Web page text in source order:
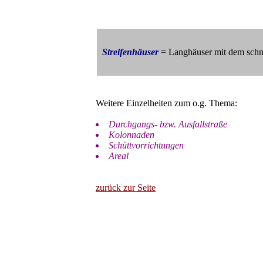
Streifenhäuser= Langhäuser mit dem
Weitere Einzelheiten zum o.g. Thema:
Durchgangs- bzw. Ausfallstraße
Kolonnaden
Schüttvorrichtungen
Areal
zurück zur Seite